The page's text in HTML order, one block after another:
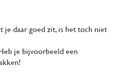
daar goed zit, is het toch niet
je bijvoorbeeld een